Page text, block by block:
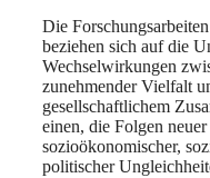
Die
beziehen sich auf die
Wechselwirkungen
zunehmender Vielfalt
gesellschaftlichem
einen, die Folgen neuer
sozioökonomischer,
politischer